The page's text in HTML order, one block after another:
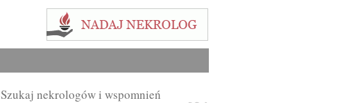
Szukaj nekrologów i wspomnień